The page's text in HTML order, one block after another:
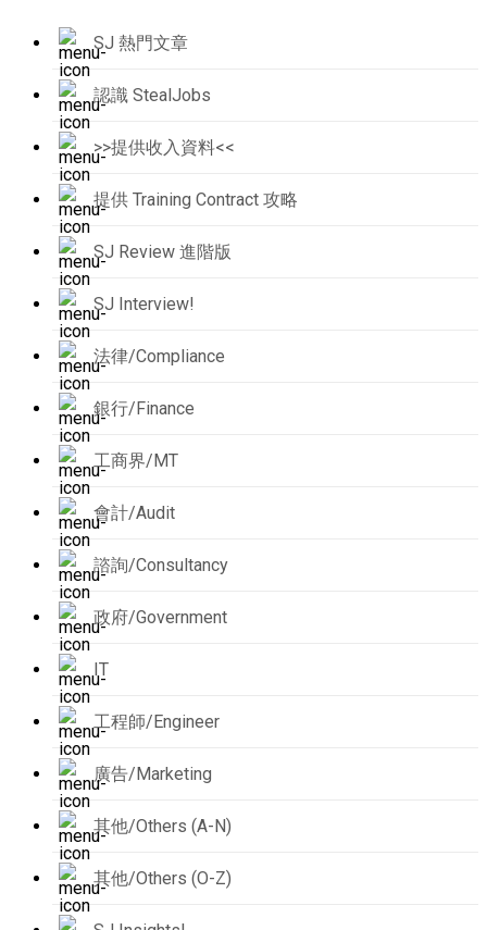
SJ 熱門文章
認識 StealJobs
>>提供收入資料<<
提供 Training Contract 攻略
SJ Review 進階版
SJ Interview!
法律/Compliance
銀行/Finance
工商界/MT
會計/Audit
諮詢/Consultancy
政府/Government
IT
工程師/Engineer
廣告/Marketing
其他/Others (A-N)
其他/Others (O-Z)